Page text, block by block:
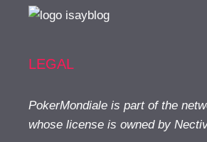
LEGAL
PokerMondiale is part of the
whose license is owned by